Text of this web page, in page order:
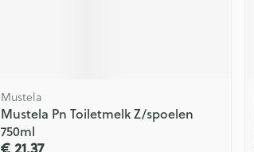
Mustela
Mustela Pn Toiletmelk Z/spoelen
750ml